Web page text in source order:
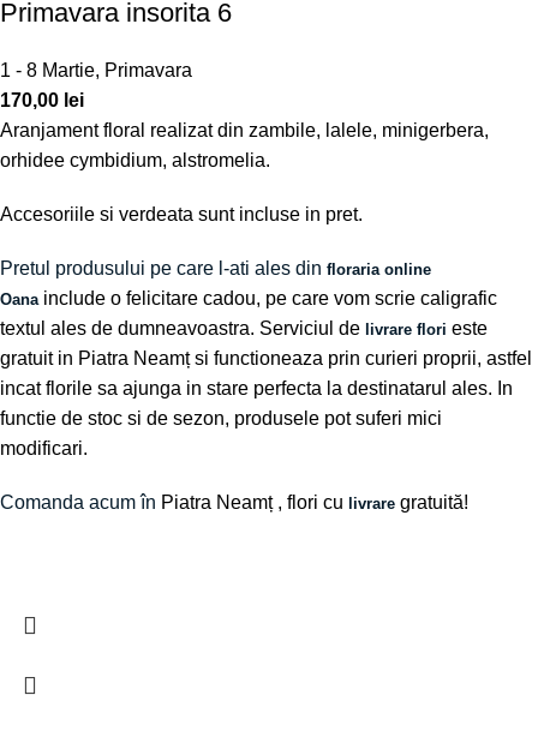
Primavara insorita 6
1 - 8 Martie, Primavara
170,00 lei
Aranjament floral realizat din zambile, lalele, minigerbera,
orhidee cymbidium, alstromelia.
Accesoriile si verdeata sunt incluse in pret.
Pretul produsului pe care l-ati ales din floraria online
Oana include o felicitare cadou, pe care vom scrie caligrafic
textul ales de dumneavoastra. Serviciul de livrare flori este
gratuit in Piatra Neamț si functioneaza prin curieri proprii, astfel
incat florile sa ajunga in stare perfecta la destinatarul ales. In
functie de stoc si de sezon, produsele pot suferi mici
modificari.
Comanda acum în Piatra Neamț, flori cu livrare gratuită!